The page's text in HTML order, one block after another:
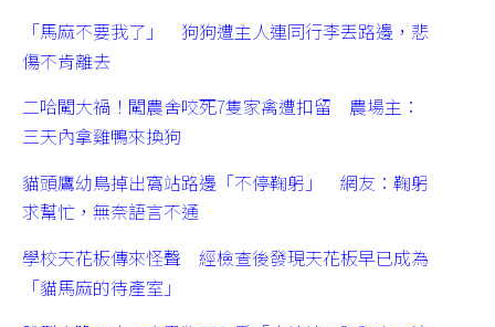
「馬麻不要我了」 狗狗遭主人連同行李丟路邊，悲
傷不肯離去
二哈闖大禍！闖農舍咬死7隻家禽遭扣留 農場主：
三天內拿雞鴨來換狗
貓頭鷹幼鳥掉出窩站路邊「不停鞠躬」 網友：鞠躬
求幫忙，無奈語言不通
學校天花板傳來怪聲 經檢查後發現天花板早已成為
「貓馬麻的待產室」